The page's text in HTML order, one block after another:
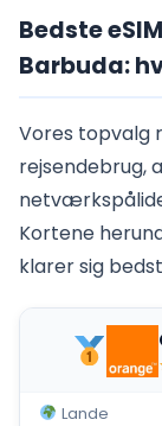
Bedste
Barbuda:
Vores topvalg
rejsendebrug,
Kortene
klarer sig
Lande